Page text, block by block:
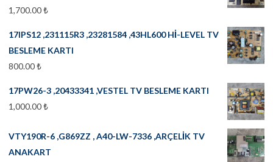
1,700.00₺
17IPS12 ,231115R3 ,23281584 ,43HL600 Hİ-LEVEL TV
BESLEME KARTI
800.00₺
17PW26-3 ,20433341 ,VESTEL TV BESLEME KARTI
1,000.00₺
VTY190R-6 ,G869ZZ , A40-LW-7336 ,ARÇELİK TV
ANAKART